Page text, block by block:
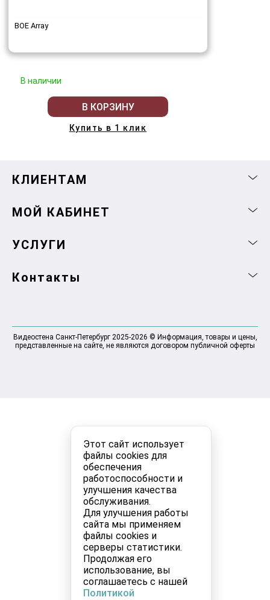
Этот сайт использует
файлы cookies для
обеспечения
работоспособности и
улучшения качества
обслуживания.
Для улучшения работы
сайта мы применяем
файлы cookies и
серверы статистики.
Продолжая его
использование, вы
соглашаетесь с нашей
Политикой
BOE Array
В наличии
В КОРЗИНУ
Купить в 1 клик
КЛИЕНТАМ
МОЙ КАБИНЕТ
УСЛУГИ
Контакты
Видеостена Санкт-Петербург 2025-2026 © Информация, товары и цены,
представленные на сайте, не являются договором публичной оферты